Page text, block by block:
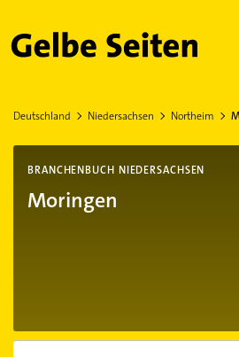
Gelbe Seiten
Deutschland Niedersachsen Northeim
BRANCHENBUCH NIEDERSACHSEN
Moringen